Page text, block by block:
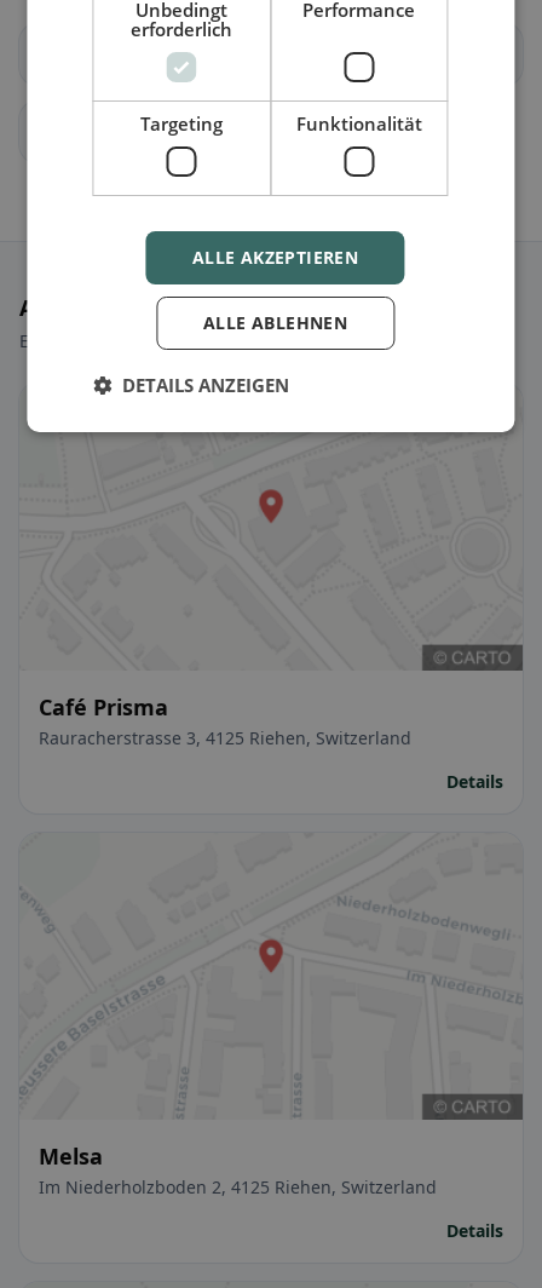
bettingen-bs
Ausgewählte Restaurants
Ein paar Picks, um sofort loszulegen.
Café Prisma
Rauracherstrasse 3, 4125 Riehen, Switzerland
Details
Melsa
Im Niederholzboden 2, 4125 Riehen, Switzerland
Details
Unbedingt
erforderlich
Performance
Targeting Funktionalität
ALLE AKZEPTIEREN
ALLE ABLEHNEN
DETAILS ANZEIGEN